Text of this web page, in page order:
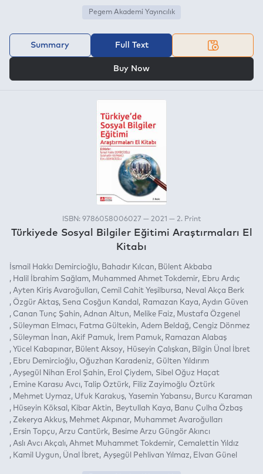
Pegem Akademi Yayıncılık
Summary Full Text
Buy Now
ISBN: 9786058006027 — 2021 — 2. Print
Türkiyede Sosyal Bilgiler Eğitimi Araştırmaları El
Kitabı
İsmail Hakkı Demircioğlu Bahadır Kılcan
Bülent Akbaba
Halil İbrahim Sağlam
Muhammed Ahmet Tokdemir
Ebru Ardıç
Ayten Kiriş Avaroğulları
Cemil Cahit Yeşilbursa
Neval Akça Berk
Özgür Aktaş Sena Coşğun Kandal Ramazan Kaya Aydın Güven
Canan Tunç Şahin Adnan Altun Melike Faiz
Mustafa Özgenel
Süleyman Elmacı
Fatma Gültekin Adem Beldağ
Cengiz Dönmez
Süleyman İnan Akif Pamuk İrem Pamuk
Ramazan Alabaş
Yücel Kabapınar
Bülent Aksoy Hüseyin Çalışkan
Bilgin Ünal İbret
Ebru Demircioğlu
Oğuzhan Karadeniz
Gülten Yıldırım
Ayşegül Nihan Erol Şahin
Erol Çiydem
Sibel Oğuz Haçat
Emine Karasu Avcı
Talip Öztürk
Filiz Zayimoğlu Öztürk
Mehmet Uymaz
Ufuk Karakuş Yasemin Yabansu
Burcu Karaman
Hüseyin Köksal
Kibar Aktin Beytullah Kaya
Banu Çulha Özbaş
Zekerya Akkuş
Mehmet Akpınar
Muhammet Avaroğulları
Ersin Topçu Arzu Cantürk
Besime Arzu Güngör Akıncı
Aslı Avcı Akçalı Ahmet Muhammet Tokdemir
Cemalettin Yıldız
Kamil Uygun
Ünal İbret Ayşegül Pehlivan Yılmaz Elvan Günel